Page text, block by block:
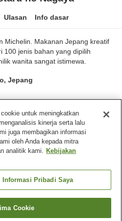
Ulasan Info dasar
Michelin. Makanan Jepang kreatif
100 jenis bahan yang dipilih
wanita sangat istimewa.
Jepang
Pemandian udara terbuka
kamar
untuk meningkatkan
kinerja serta lalu
juga membagikan informasi
oleh Anda kepada mitra
analitik kami. Kebijakan
Informasi Pribadi Saya
Cookie